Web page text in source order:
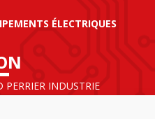
ÉLECTRIQUES
PERRIER INDUSTRIE